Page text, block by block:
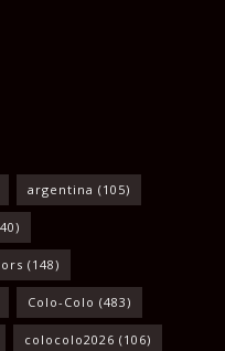
argentina (105)
(148)
Colo-Colo (483)
colocolo2026 (106)